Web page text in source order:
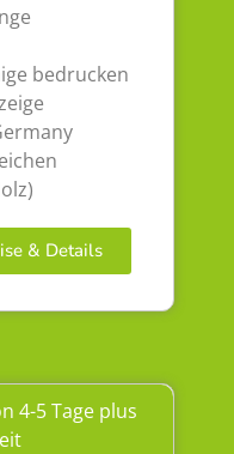
bedrucken
& Details
4-5 Tage plus